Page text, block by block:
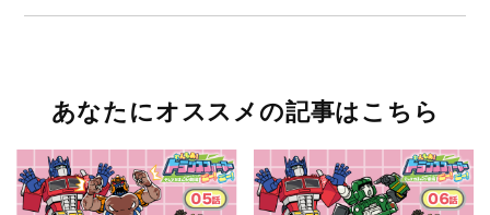
あなたにオススメの記事はこちら